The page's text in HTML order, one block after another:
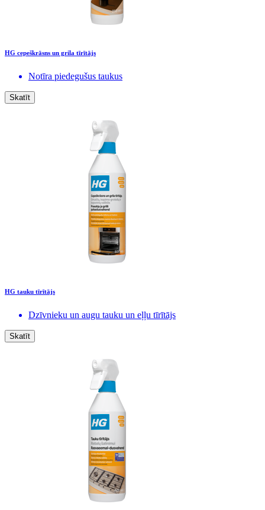
HG cepeškrāsns un grila tīrītājs
Notīra piedegušus taukus
Skatīt
HG tauku tīrītājs
Dzīvnieku un augu tauku un eļļu tīrītājs
Skatīt